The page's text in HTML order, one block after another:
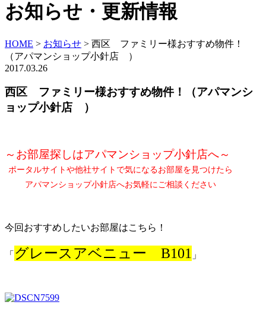
お知らせ・更新情報
HOME > お知らせ > 西区 ファミリー様おすすめ物件！
（アパマンショップ小針店 ）
2017.03.26
西区 ファミリー様おすすめ物件！（アパマンシ
ョップ小針店 ）
～お部屋探しはアパマンショップ小針店へ～
ポータルサイトや他社サイトで気になるお部屋を見つけたら
アパマンショップ小針店へお気軽にご相談ください
今回おすすめしたいお部屋はこちら！
「 グレースアベニュー B101 」